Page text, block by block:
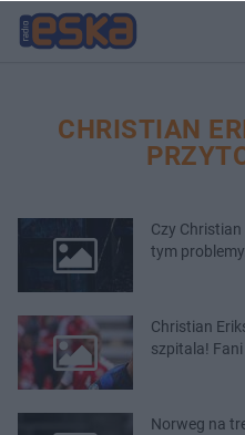
CHRISTIAN
Czy
tym
Christian
szpitala!
Norweg na